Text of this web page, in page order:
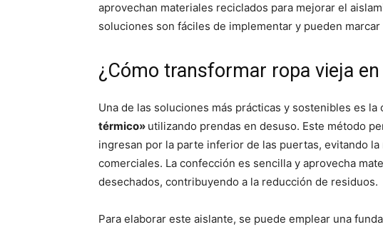
aprovechan materiales reciclados para mejorar el
soluciones son fáciles de implementar y pueden
¿Cómo transformar ropa vieja
Una de las soluciones más prácticas y sostenibles es la
térmico» utilizando prendas en desuso. Este método
ingresan por la parte inferior de las puertas, evitando
comerciales. La confección es sencilla y aprovecha
desechados, contribuyendo a la reducción de residuos.
Para elaborar este aislante, se puede emplear una